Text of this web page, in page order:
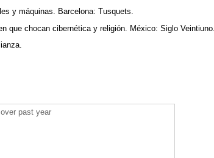
y máquinas. Barcelona: Tusquets.
que chocan cibernética y religión. México: Siglo Veintiuno.
past year